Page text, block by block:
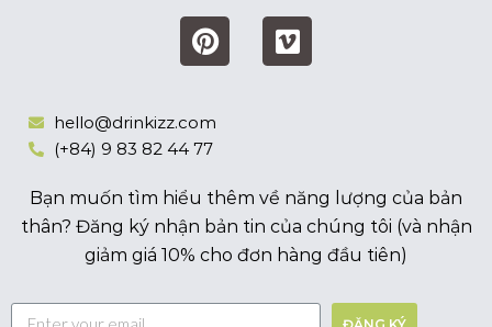
hello@drinkizz.com
(+84) 9 83 82 44 77
Bạn muốn tìm hiểu thêm về năng lượng của bản
thân? Đăng ký nhận bản tin của chúng tôi (và nhận
giảm giá 10% cho đơn hàng đầu tiên)